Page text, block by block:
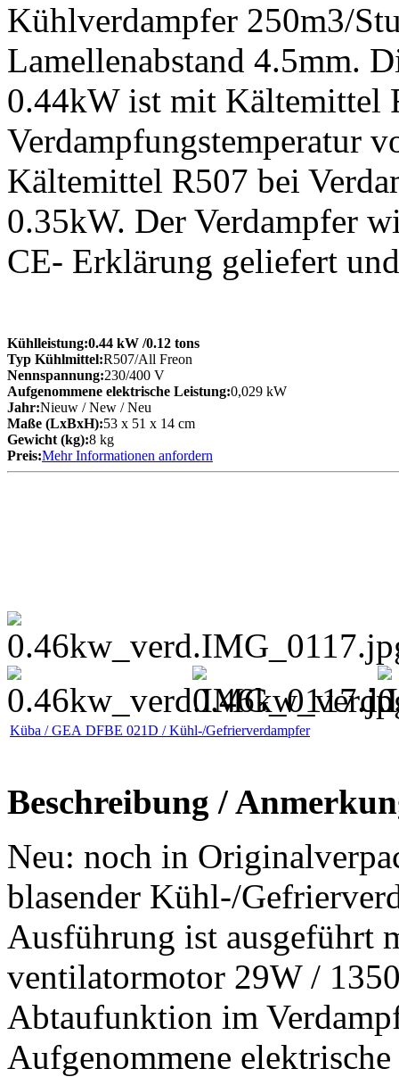
Kühlverdampfer 250m3/
Lamellenabstand 4.5mm.
0.44kW ist mit Kältemittel
Verdampfungstemperatur
Kältemittel R507 bei
0.35kW. Der Verdampfer
CE- Erklärung geliefert
Kühlleistung:0.44 kW /0.12 tons
Typ Kühlmittel:R507/All Freon
Nennspannung:230/400 V
Aufgenommene elektrische Leistung:0,029 kW
Jahr:Nieuw / New / Neu
Maße (LxBxH):53 x 51 x 14 cm
Gewicht (kg):8 kg
Preis:Mehr Informationen anfordern
Küba / GEA DFBE 021D / Kühl-/Gefrierverdampfer
Beschreibung /
Neu: noch in
blasender Kühl-/
Ausführung ist ausgeführt
ventilatormotor 29W /
Abtaufunktion im
Aufgenommene